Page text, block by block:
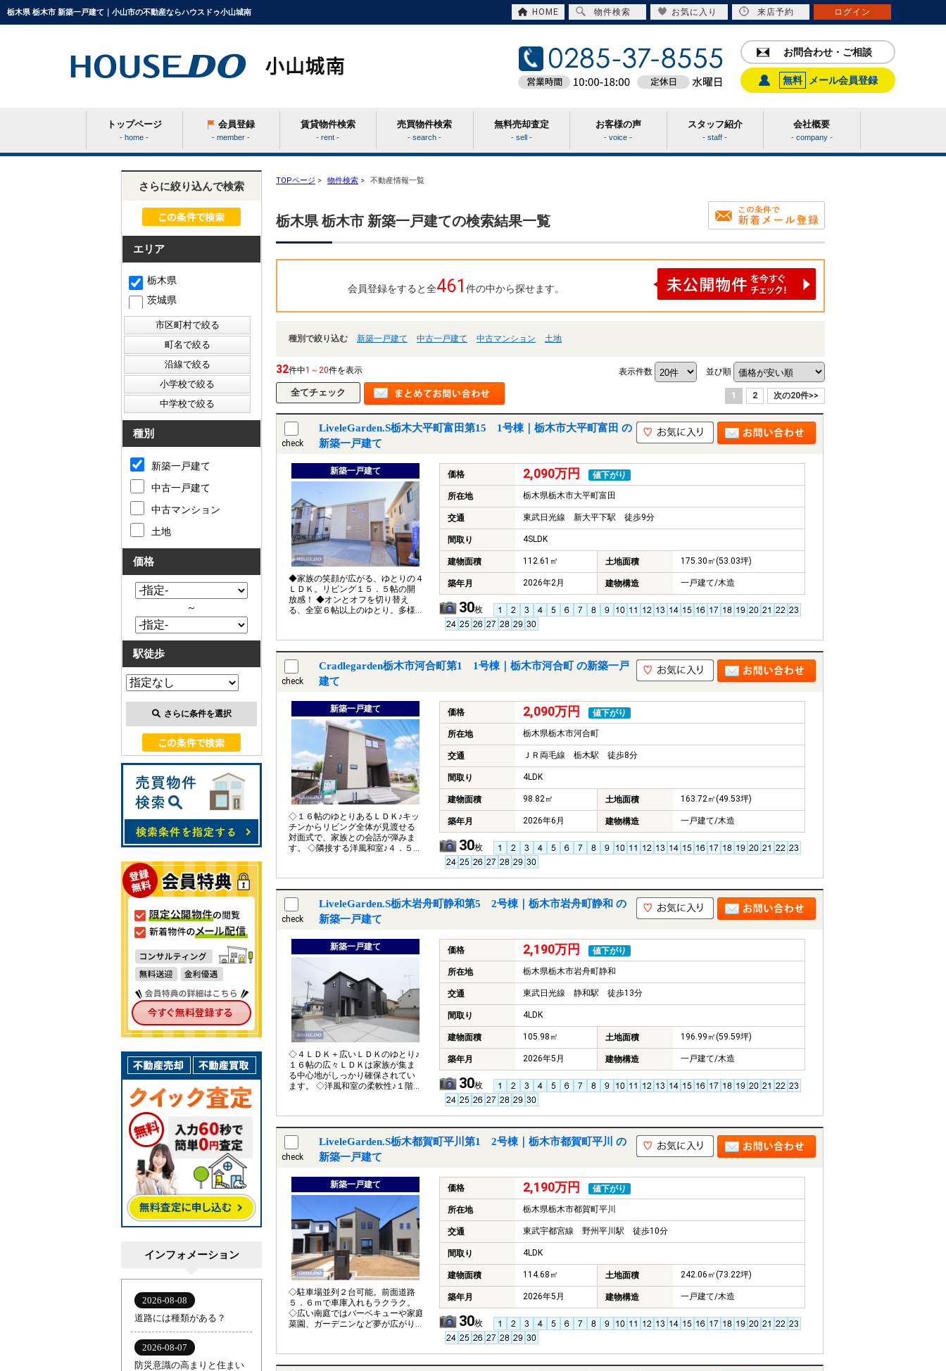
栃木県 栃木市 新築一戸建て｜小山市の不動産ならハウスドゥ小山城南 HOME 物件検索 お気に入り 来店予約 ログイン
お問合わせ・ご相談
無料 メール会員登録
トップページ
- home -
会員登録
- member -
賃貸物件検索
- rent -
売買物件検索
- search -
条件から探す
学区から探す
無料売却査定
- sell -
お客様の声
- voice -
スタッフ紹介
- staff -
会社概要
- company -
TOPページ > 物件検索 > 不動産情報一覧
栃木県 栃木市 新築一戸建ての検索結果一覧
会員登録をすると全461 件の中から探せます。
種別で絞り込む 新築一戸建て 中古一戸建て 中古マンション 土地
32件中1～20件を表示 表示件数 並び順
1 2 次の20件>>
check
LiveleGarden.S栃木大平町富田第15 1号棟｜栃木市大平町富田 の
新築一戸建て
新築一戸建て
◆家族の笑顔が広がる、ゆとりの４
ＬＤＫ。リビング１５．５帖の開
放感！ ◆オンとオフを切り替え
る、全室６帖以上のゆとり。多様
の部屋としても活用できる独立性
の高い配置。 ◆各所に配置された
豊富な収納で、お家の中もスッキ
リ片付きます。 ◆２路線利用可！
通勤・通学に便利な好立地 ◆車で
価格 2,090万円 値下がり
所在地 栃木県栃木市大平町富田
交通 東武日光線 新大平下駅 徒歩9分
間取り 4SLDK
建物面積 112.61㎡ 土地面積 175.30㎡(53.03坪)
築年月 2026年2月 建物構造 一戸建て/木造
30枚
check
Cradlegarden栃木市河合町第1 1号棟｜栃木市河合町 の新築一戸
建て
新築一戸建て
◇１６帖のゆとりあるＬＤＫ♪キッ
チンからリビング全体が見渡せる
対面式で、家族との会話が弾みま
す。 ◇隣接する洋風和室♪４．５帖
全居室クローゼット完備♪２階の８
帖主寝室には大型のクローゼット
が２つあり、夫婦での使い分けも
スムーズです。 ◇並列２台駐車可
能♪敷地内には車２台を並列で停め
価格 2,090万円 値下がり
所在地 栃木県栃木市河合町
交通 ＪＲ両毛線 栃木駅 徒歩8分
間取り 4LDK
建物面積 98.82㎡ 土地面積 163.72㎡(49.53坪)
築年月 2026年6月 建物構造 一戸建て/木造
30枚
check
LiveleGarden.S栃木岩舟町静和第5 2号棟｜栃木市岩舟町静和 の
新築一戸建て
新築一戸建て
◇４ＬＤＫ＋広いＬＤＫのゆとり♪
１６帖の広々ＬＤＫは家族が集ま
る中心地がしっかり確保されてい
ます。 ◇洋風和室の柔軟性♪１階に
るいは将来的な１階完結型の生活
にも対応可能です。 ◇ゆとりの並
列駐車２台分♪前の車を動かす手間
がないため、ご家族で別々の時間
に車を使う際も非常にスムーズで
価格 2,190万円 値下がり
所在地 栃木県栃木市岩舟町静和
交通 東武日光線 静和駅 徒歩13分
間取り 4LDK
建物面積 105.98㎡ 土地面積 196.99㎡(59.59坪)
築年月 2026年5月 建物構造 一戸建て/木造
30枚
check
LiveleGarden.S栃木都賀町平川第1 2号棟｜栃木市都賀町平川 の
新築一戸建て
新築一戸建て
◇駐車場並列２台可能。前面道路
５．６ｍで車庫入れもラクラク。
◇広い南庭ではバーベキューや家庭
菜園、ガーデニンなど夢が広がり
宅認定物件。
価格 2,190万円 値下がり
所在地 栃木県栃木市都賀町平川
交通 東武宇都宮線 野州平川駅 徒歩10分
間取り 4LDK
建物面積 114.68㎡ 土地面積 242.06㎡(73.22坪)
築年月 2026年5月 建物構造 一戸建て/木造
30枚
さらに絞り込んで検索
エリア
栃木県
茨城県
種別
新築一戸建て
中古一戸建て
中古マンション
土地
価格
～
駅徒歩
さらに条件を選択
インフォメーション